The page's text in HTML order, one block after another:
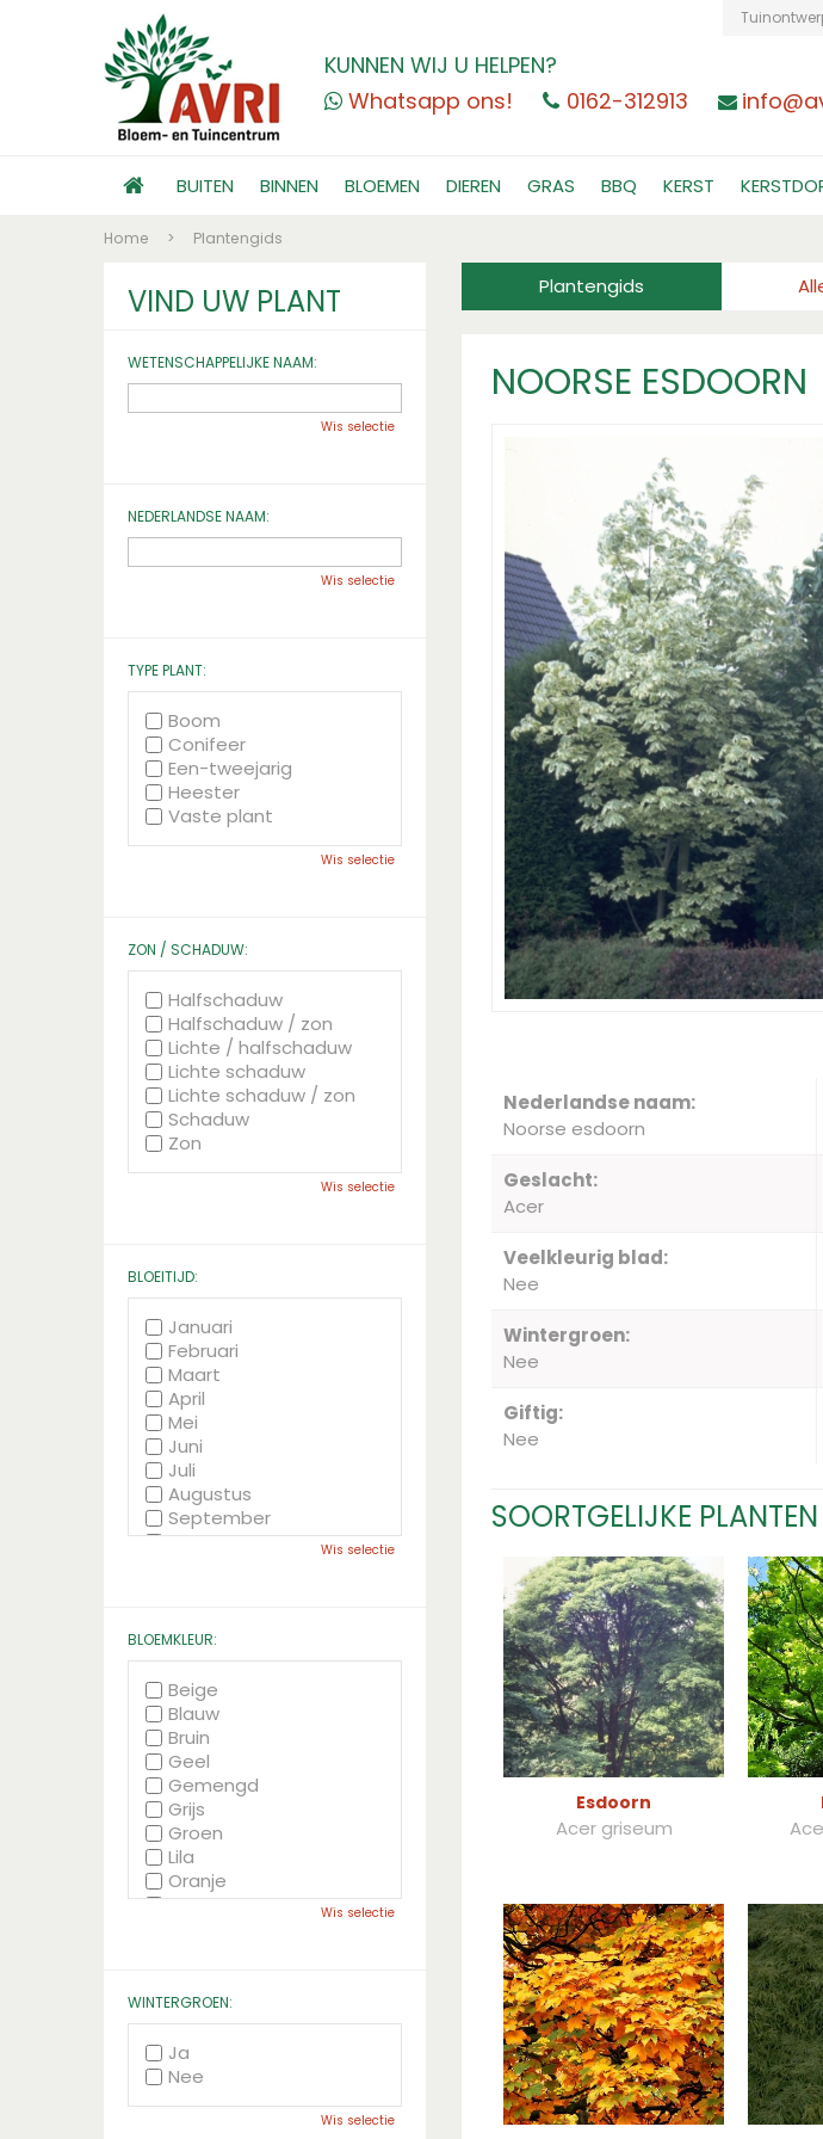
Home > Plantengids
KUNNEN WIJ U HELPEN?
Whatsapp ons!
0162-312913
BUITEN BINNEN BLOEMEN DIEREN GRAS BBQ KERST
Plantengids
NOORSE ESDOORN
Nederlandse naam:
Noorse esdoorn
Geslacht:
Acer
Veelkleurig blad:
Nee
Wintergroen:
Nee
Giftig:
Nee
SOORTGELIJKE PLANTEN
Esdoorn
Acer griseum
VIND UW PLANT
WETENSCHAPPELIJKE NAAM:
Wis selectie
NEDERLANDSE NAAM:
Wis selectie
TYPE PLANT:
Boom
Conifeer
Een-tweejarig
Heester
Vaste plant
Wis selectie
ZON / SCHADUW:
Halfschaduw
Halfschaduw / zon
Lichte / halfschaduw
Lichte schaduw
Lichte schaduw / zon
Schaduw
Zon
Wis selectie
BLOEITIJD:
Januari
Februari
Maart
April
Mei
Juni
Juli
Augustus
September
Oktober
Wis selectie
BLOEMKLEUR:
Beige
Blauw
Bruin
Geel
Gemengd
Grijs
Groen
Lila
Oranje
Paars
Zwart
Wis selectie
WINTERGROEN:
Ja
Nee
Wis selectie